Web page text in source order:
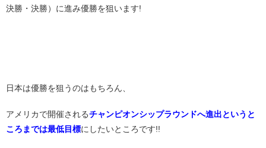
決勝・決勝）に進み優勝を狙います!
日本は優勝を狙うのはもちろん、
アメリカで開催されるチャンピオンシップラウンドへ進出というと
ころまでは最低目標にしたいところです!!